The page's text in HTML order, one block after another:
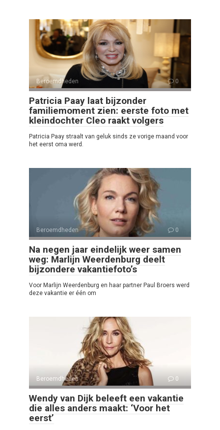
Beroemdheden 0
Patricia Paay laat bijzonder
familiemoment zien: eerste foto met
kleindochter Cleo raakt volgers
Patricia Paay straalt van geluk sinds ze vorige maand voor
het eerst oma werd.
Beroemdheden 0
Na negen jaar eindelijk weer samen
weg: Marlijn Weerdenburg deelt
bijzondere vakantiefoto’s
Voor Marlijn Weerdenburg en haar partner Paul Broers werd
deze vakantie er één om
Beroemdheden 0
Wendy van Dijk beleeft een vakantie
die alles anders maakt: ‘Voor het
eerst’